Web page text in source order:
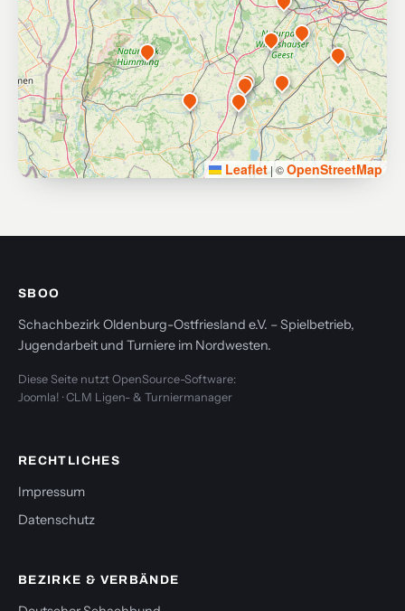
Leaflet| ©OpenStreetMap
SBOO
Schachbezirk Oldenburg-Ostfriesland e.V. – Spielbetrieb,
Jugendarbeit und Turniere im Nordwesten.
Diese Seite nutzt OpenSource-Software:
Joomla! · CLM Ligen- & Turniermanager
RECHTLICHES
Impressum
Datenschutz
BEZIRKE & VERBÄNDE